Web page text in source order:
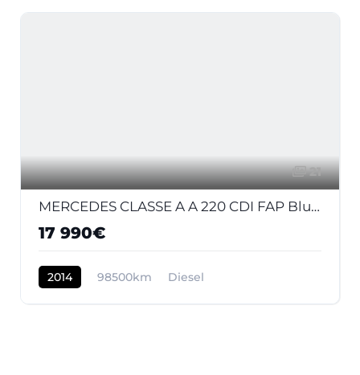
21
MERCEDES CLASSE A A 220 CDI FAP BlueEfficiency - BV 7G-DCT Fascination
17 990€
2014 98500km Diesel